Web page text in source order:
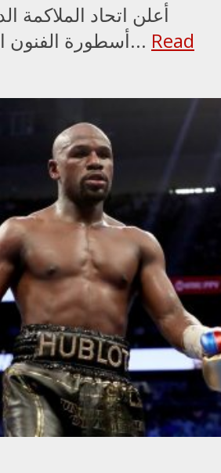
أعلن اتحاد الملاكمة
أسطورة الفنون القتالية المختلطة... Read